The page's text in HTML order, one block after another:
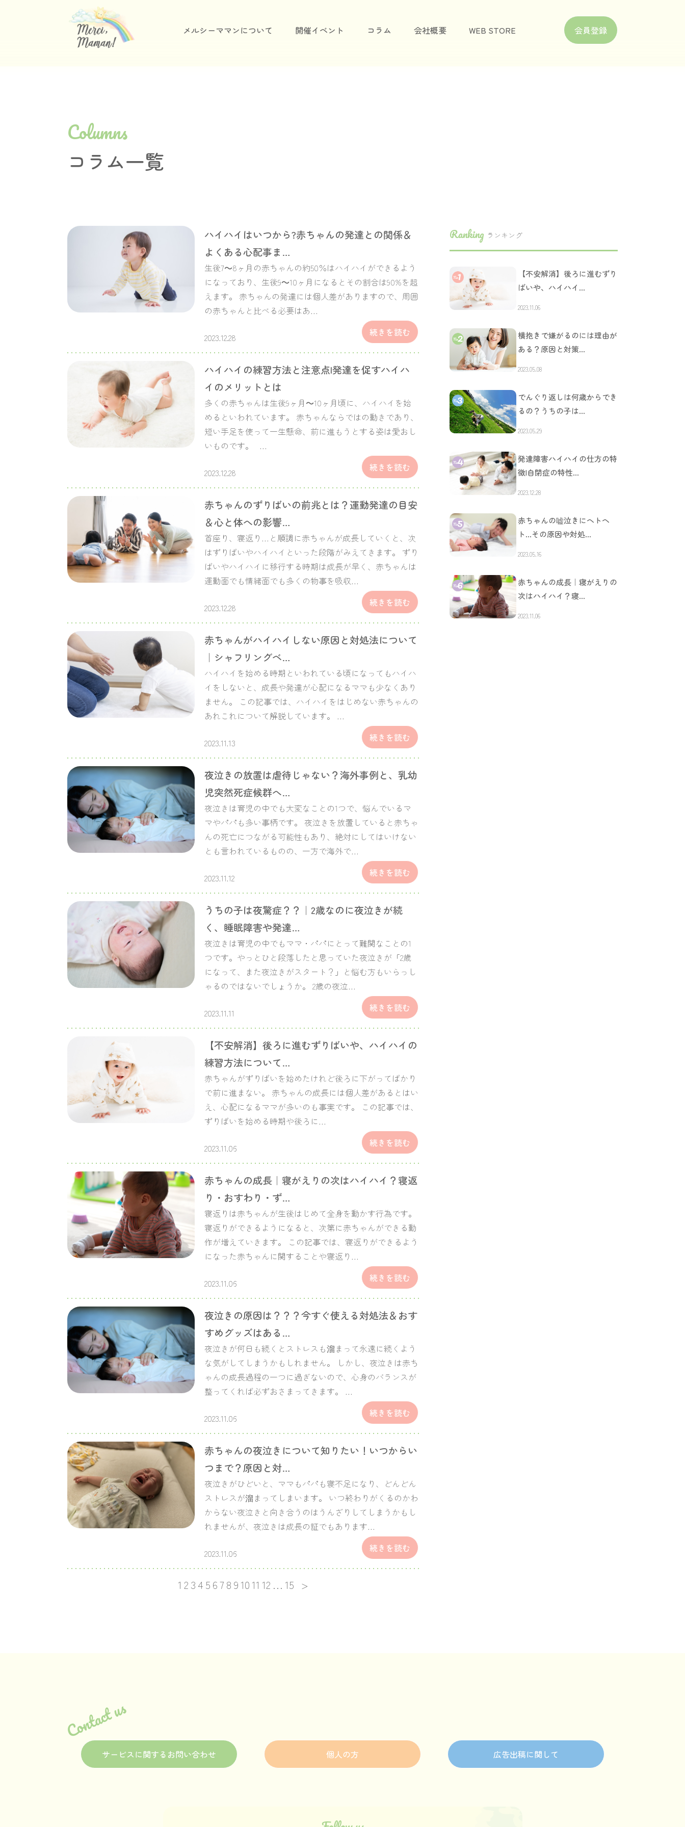
メルシーママンについて 開催イベント コラム 会社概要 WEB STORE 会員登録
Columns
コラム一覧
ハイハイはいつから?赤ちゃんの発達との関係＆
よくある心配事ま…
生後7～8ヶ月の赤ちゃんの約50％はハイハイができるよう
になっており、生後9～10ヶ月になるとその割合は90%を超
えます。 赤ちゃんの発達には個人差がありますので、周囲
の赤ちゃんと比べる必要はあ…
2023.12.28 続きを読む
ハイハイの練習方法と注意点|発達を促すハイハ
イのメリットとは
多くの赤ちゃんは生後9ヶ月～10ヶ月頃に、ハイハイを始
めるといわれています。 赤ちゃんならではの動きであり、
短い手足を使って一生懸命、前に進もうとする姿は愛おし
いものです。 …
2023.12.28 続きを読む
赤ちゃんのずりばいの前兆とは？運動発達の目安
＆心と体への影響…
首座り、寝返り…と順調に赤ちゃんが成長していくと、次
はずりばいやハイハイといった段階がみえてきます。 ずり
ばいやハイハイに移行する時期は成長が早く、赤ちゃんは
運動面でも情緒面でも多くの物事を吸収…
2023.12.28 続きを読む
赤ちゃんがハイハイしない原因と対処法について
｜シャフリングベ…
ハイハイを始める時期といわれている頃になってもハイハ
イをしないと、成長や発達が心配になるママも少なくあり
ません。 この記事では、ハイハイをはじめない赤ちゃんの
あれこれについて解説しています。 …
2023.11.13 続きを読む
夜泣きの放置は虐待じゃない？海外事例と、乳幼
児突然死症候群へ…
夜泣きは育児の中でも大変なことの1つで、悩んでいるマ
マやパパも多い事柄です。 夜泣きを放置していると赤ちゃ
んの死亡につながる可能性もあり、絶対にしてはいけない
とも言われているものの、一方で海外で…
2023.11.12 続きを読む
うちの子は夜驚症？？｜2歳なのに夜泣きが続
く、睡眠障害や発達…
夜泣きは育児の中でもママ・パパにとって難関なことの1
つです。やっとひと段落したと思っていた夜泣きが「2歳
になって、また夜泣きがスタート？」と悩む方もいらっし
ゃるのではないでしょうか。 2歳の夜泣…
2023.11.11 続きを読む
【不安解消】後ろに進むずりばいや、ハイハイの
練習方法について…
赤ちゃんがずりばいを始めたけれど後ろに下がってばかり
で前に進まない。 赤ちゃんの成長には個人差があるとはい
え、心配になるママが多いのも事実です。 この記事では、
ずりばいを始める時期や後ろに…
2023.11.06 続きを読む
赤ちゃんの成長｜寝がえりの次はハイハイ？寝返
り・おすわり・ず…
寝返りは赤ちゃんが生後はじめて全身を動かす行為です。
寝返りができるようになると、次第に赤ちゃんができる動
作が増えていきます。 この記事では、寝返りができるよう
になった赤ちゃんに関することや寝返り…
2023.11.06 続きを読む
夜泣きの原因は？？？今すぐ使える対処法＆おす
すめグッズはある…
夜泣きが何日も続くとストレスも溜まって永遠に続くよう
な気がしてしまうかもしれません。 しかし、夜泣きは赤ち
ゃんの成長過程の一つに過ぎないので、心身のバランスが
整ってくれば必ずおさまってきます。 …
2023.11.06 続きを読む
赤ちゃんの夜泣きについて知りたい！いつからい
つまで？原因と対…
夜泣きがひどいと、ママもパパも寝不足になり、どんどん
ストレスが溜まってしまいます。 いつ終わりがくるのかわ
からない夜泣きと向き合うのはうんざりしてしまうかもし
れませんが、夜泣きは成長の証でもあります…
2023.11.06 続きを読む
1 2 3 4 5 67 8 91011 12 … 15
Ranking ランキング
【不安解消】後ろに進むずり
ばいや、ハイハイ…
2023.11.06
横抱きで嫌がるのには理由が
ある？原因と対策…
2023.05.08
でんぐり返しは何歳からでき
るの？うちの子は…
2023.05.29
発達障害ハイハイの仕方の特
徴|自閉症の特性…
2023.12.28
赤ちゃんの嘘泣きにヘトヘ
ト…その原因や対処…
2023.05.16
赤ちゃんの成長｜寝がえりの
次はハイハイ？寝…
2023.11.06
Contact us
サービスに関するお問い合わせ 個人の方 広告出稿に関して